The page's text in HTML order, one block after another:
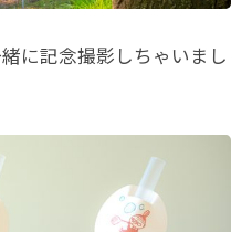
に記念撮影しちゃいまし